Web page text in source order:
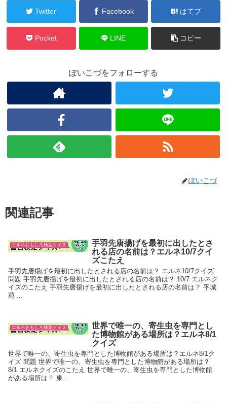
Twitter Facebook はてブ
Pocket LINE コピー
ぽいこづをフォローする
ぽいこづ
関連記事
エルネおもしろ検定クイズ
手羽先唐揚げを最初に出したとさ
れる店の名前は？エルネ10/7クイ
ズこたえ
手羽先唐揚げを最初に出したとされる店の名前は？ エルネ10/7クイズ
問題 手羽先唐揚げを最初に出したとされる店の名前は？ 10/7 エルネク
イズのこたえ 手羽先唐揚げを最初に出したとされる店の名前は？ 平城
苑 ...
エルネおもしろ検定クイズ
世界で唯一の、寄生虫を専門とし
た博物館がある場所は？エルネ8/1
クイズ
世界で唯一の、寄生虫を専門とした博物館がある場所は？エルネ8/1ク
イズ 問題 世界で唯一の、寄生虫を専門とした博物館がある場所は？
8/1 エルネクイズのこたえ 世界で唯一の、寄生虫を専門とした博物館
がある場所は？ 東...